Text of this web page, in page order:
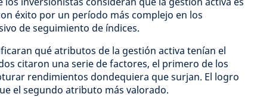
éxito por un período más complejo en los
de seguimiento de índices.
qué atributos de la gestión activa tenían el
citaron una serie de factores, el primero de los
rendimientos dondequiera que surjan. El logro
el segundo atributo más valorado.